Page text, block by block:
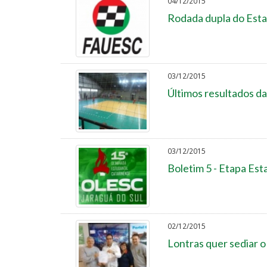
Rodada dupla do
03/12/2015
Últimos resultados
03/12/2015
Boletim 5 - Etapa
02/12/2015
Lontras quer sediar